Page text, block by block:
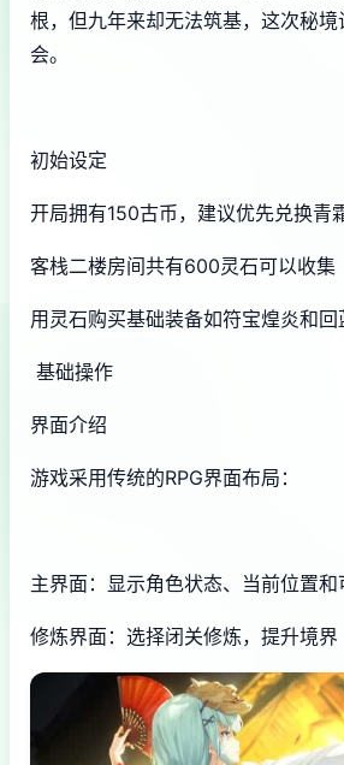
根，但九年来却无法筑基，这次秘
会。
初始设定
开局拥有150古币，建议优先兑换青
客栈二楼房间共有600灵石可以收集
用灵石购买基础装备如符宝煌炎和回
基础操作
界面介绍
游戏采用传统的RPG界面布局：
主界面：显示角色状态、当前位置和
修炼界面：选择闭关修炼，提升境界